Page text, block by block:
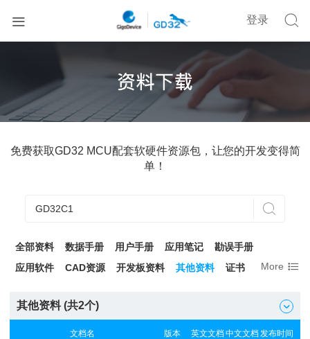
 
登录
免费获取GD32 MCU配套软硬件资源包，让您的开发变得简
单！

全部资料 数据手册 用户手册 应用笔记
勘误手册
应用软件
CAD资源 开发板资料 其他资料 证书 More 
其他资料 (共2个) 
文档名 版本 英文文档中文文档发布时间